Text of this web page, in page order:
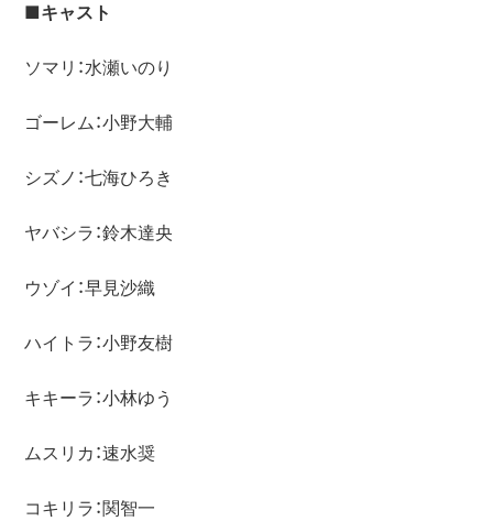
■キャスト
ソマリ：水瀬いのり
ゴーレム：小野大輔
シズノ：七海ひろき
ヤバシラ：鈴木達央
ウゾイ：早見沙織
ハイトラ：小野友樹
キキーラ：小林ゆう
ムスリカ：速水奨
コキリラ：関智一